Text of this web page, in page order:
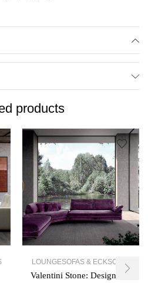
products
LOUNGESOFAS & ECKSOFAS
Valentini Stone: Designsofa